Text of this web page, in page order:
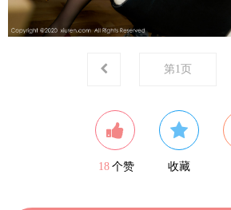
第1 页
18 个赞 收藏